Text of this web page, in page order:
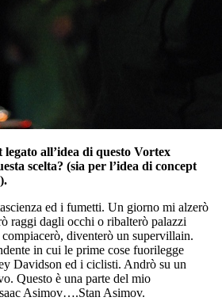
all’idea di questo Vortex
scelta? (sia per l’idea di concept
ed i fumetti. Un giorno mi alzerò
raggi dagli occhi o ribalterò palazzi
diventerò un supervillain.
in cui le prime cose fuorilegge
Davidson ed i ciclisti. Andrò su un
Questo è una parte del mio
Asimov….Stan Asimov.